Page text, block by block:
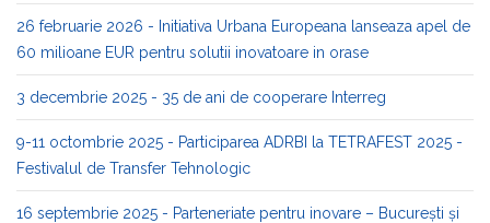
26 februarie 2026 - Initiativa Urbana Europeana lanseaza apel de
60 milioane EUR pentru solutii inovatoare in orase
3 decembrie 2025 - 35 de ani de cooperare Interreg
9-11 octombrie 2025 - Participarea ADRBI la TETRAFEST 2025 -
Festivalul de Transfer Tehnologic
16 septembrie 2025 - Parteneriate pentru inovare – București și